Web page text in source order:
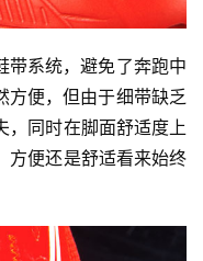
系统，避免了奔跑中
方便，但由于细带缺乏
，同时在脚面舒适度上
方便还是舒适看来始终